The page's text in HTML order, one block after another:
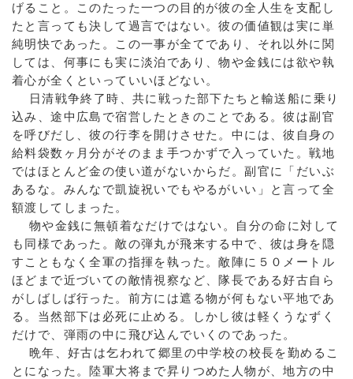
げること。このたった一つの目的が彼の全人生を支配し
たと言っても決して過言ではない。彼の価値観は実に単
純明快であった。この一事が全てであり、それ以外に関
しては、何事にも実に淡泊であり、物や金銭には欲や執
着心が全くといっていいほどない。
日清戦争終了時、共に戦った部下たちと輸送船に乗り
込み、途中広島で宿営したときのことである。彼は副官
を呼びだし、彼の行李を開けさせた。中には、彼自身の
給料袋数ヶ月分がそのまま手つかずで入っていた。戦地
ではほとんど金の使い道がないからだ。副官に「だいぶ
あるな。みんなで凱旋祝いでもやるがいい」と言って全
額渡してしまった。
物や金銭に無頓着なだけではない。自分の命に対して
も同様であった。敵の弾丸が飛来する中で、彼は身を隠
すこともなく全軍の指揮を執った。敵陣に５０メートル
ほどまで近づいての敵情視察など、隊長である好古自ら
がしばしば行った。前方には遮る物が何もない平地であ
る。当然部下は必死に止める。しかし彼は軽くうなずく
だけで、弾雨の中に飛び込んでいくのであった。
晩年、好古は乞われて郷里の中学校の校長を勤めるこ
とになった。陸軍大将まで昇りつめた人物が、地方の中